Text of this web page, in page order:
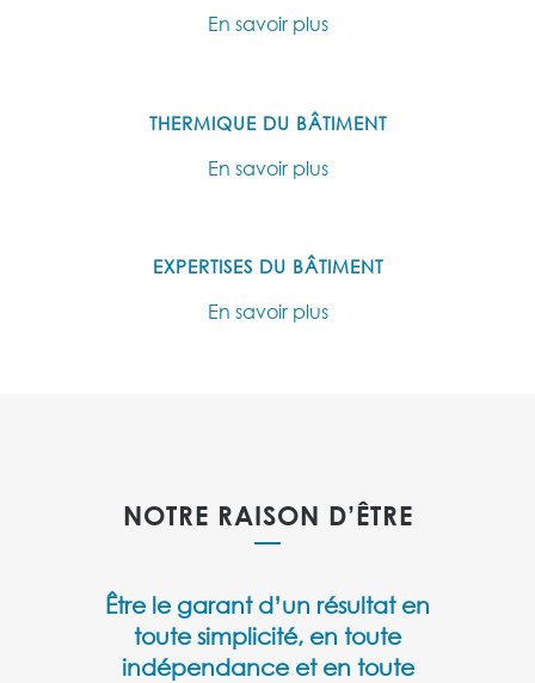
En savoir plus
THERMIQUE DU BÂTIMENT
En savoir plus
EXPERTISES DU BÂTIMENT
En savoir plus
NOTRE RAISON D’ÊTRE
Être le garant d’un résultat en
toute simplicité, en toute
indépendance et en toute